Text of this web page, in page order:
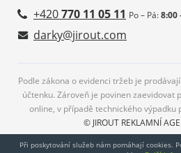
+420770 11 05 11 Po – Pá:8:00
darky@jirout.com
Podle zákona o evidenci tržeb je
účtenku. Zároveň je povinen zaevidovat
online, v případě technického výpadku
© JIROUT REKLAMNÍ
Při poskytování služeb nám pomáhají cookies.